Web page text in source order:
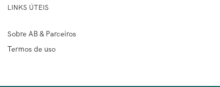
LINKS ÚTEIS
Sobre AB & Parceiros
Termos de uso